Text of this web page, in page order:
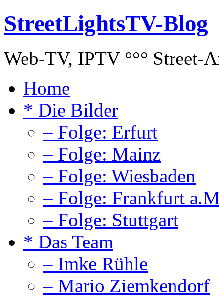
StreetLightsTV-Blog
Web-TV, IPTV °°° Street-
Home
* Die Bilder
– Folge: Erfurt
– Folge: Mainz
– Folge: Wiesbaden
– Folge: Frankfurt
– Folge: Stuttgart
* Das Team
– Imke Rühle
– Mario Ziemkendorf